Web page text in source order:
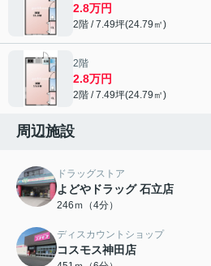
2.8万円
2階 / 7.49坪(24.79㎡)
2階
2.8万円
2階 / 7.49坪(24.79㎡)
周辺施設
ドラッグストア
よどやドラッグ 石立店
246ｍ（4分）
ディスカウントショップ
コスモス神田店